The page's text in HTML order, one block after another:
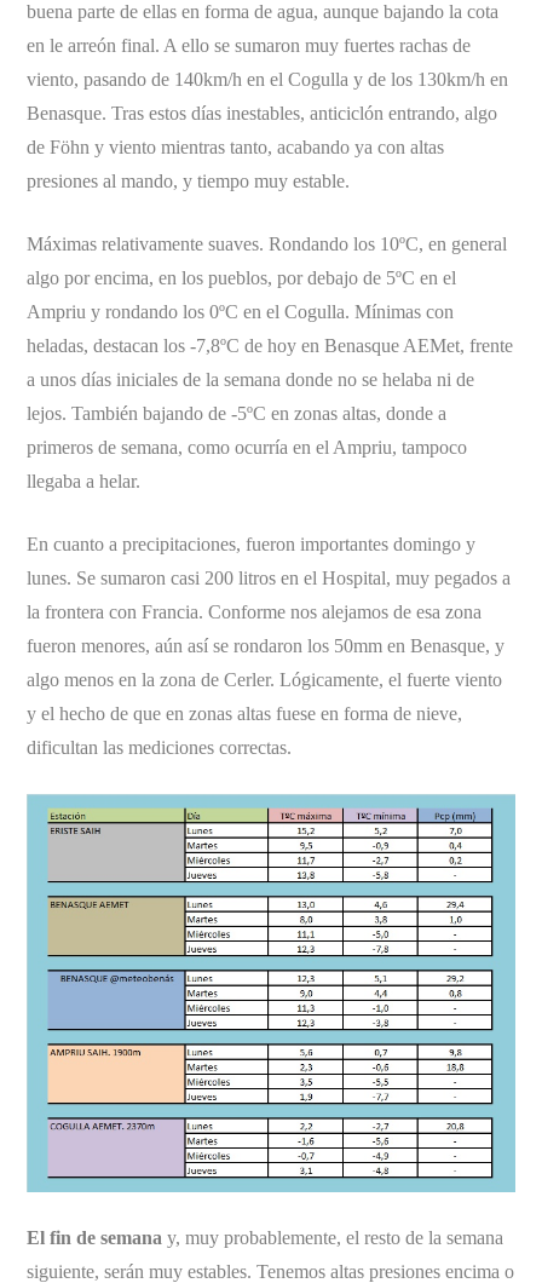
buena parte de ellas en forma de agua, aunque bajando la cota
en le arreón final. A ello se sumaron muy fuertes rachas de
viento, pasando de 140km/h en el Cogulla y de los 130km/h en
Benasque. Tras estos días inestables, anticiclón entrando, algo
de Föhn y viento mientras tanto, acabando ya con altas
presiones al mando, y tiempo muy estable.
Máximas relativamente suaves. Rondando los 10ºC, en general
algo por encima, en los pueblos, por debajo de 5ºC en el
Ampriu y rondando los 0ºC en el Cogulla. Mínimas con
heladas, destacan los -7,8ºC de hoy en Benasque AEMet, frente
a unos días iniciales de la semana donde no se helaba ni de
lejos. También bajando de -5ºC en zonas altas, donde a
primeros de semana, como ocurría en el Ampriu, tampoco
llegaba a helar.
En cuanto a precipitaciones, fueron importantes domingo y
lunes. Se sumaron casi 200 litros en el Hospital, muy pegados a
la frontera con Francia. Conforme nos alejamos de esa zona
fueron menores, aún así se rondaron los 50mm en Benasque, y
algo menos en la zona de Cerler. Lógicamente, el fuerte viento
y el hecho de que en zonas altas fuese en forma de nieve,
dificultan las mediciones correctas.
El fin de semana y, muy probablemente, el resto de la semana
siguiente, serán muy estables. Tenemos altas presiones encima o